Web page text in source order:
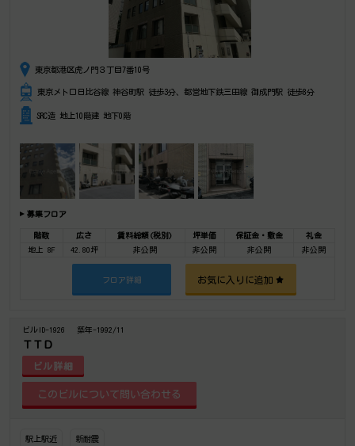
東京都港区虎ノ門３丁目7番10号
東京メトロ日比谷線 神谷町駅 徒歩3分、都営地下鉄三田線 御成門駅 徒歩8分
SRC造 地上10階建 地下0階
募集フロア
階数 広さ 賃料総額(税別) 坪単価 保証金・敷金
礼金
地上 8F
42.80坪 非公開 非公開 非公開 非公開
フロア詳細 お気に入りに追加
ビルID-1926 築年-1992/11
ＴＴＤ
ビル詳細
駅上駅近 新耐震